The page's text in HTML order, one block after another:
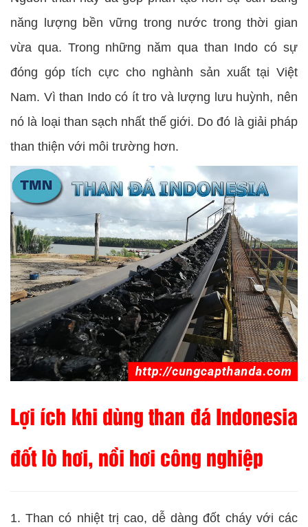
năng lượng bền vững trong nước trong thời gian
vừa qua. Trong những năm qua than Indo có sự
đóng góp tích cực cho nghành sản xuất tại Việt
Nam. Vì than Indo có ít tro và lượng lưu huỳnh, nên
nó là loại than sạch nhất thế giới. Do đó là giải pháp
than thiện với môi trường hơn.
Lợi ích khi dùng than đá Indonesia
đốt lò hơi, nồi hơi công nghiệp
1. Than có nhiệt trị cao, dễ dàng đốt cháy với các